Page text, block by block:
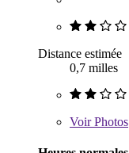
Distance estimée
0,7 milles
VoirPhotos